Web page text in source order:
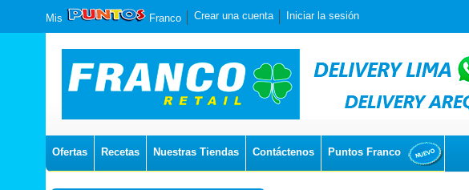
Mis Franco Crear una cuenta Iniciar la sesión
Ofertas Recetas Nuestras Tiendas Contáctenos Puntos Franco